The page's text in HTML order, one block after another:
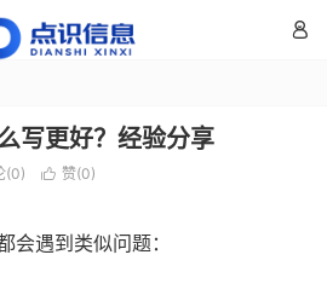

写更好？经验分享
(0)  赞(0)
会遇到类似问题：